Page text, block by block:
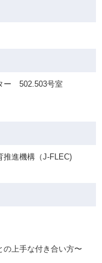
ー 502.503号室
推進機構（J-FLEC)
の上手な付き合い方〜